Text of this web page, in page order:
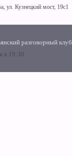
ул. Кузнецкий мост, 19c1
разговорный клуб
в 19:30